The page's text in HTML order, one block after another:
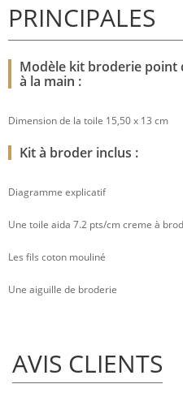
PRINCIPALES
Modèle kit broderie point
à la main :
Dimension de la toile 15,50 x 13 cm
Kit à broder inclus :
Diagramme explicatif
Une toile aida 7.2 pts/cm creme à
Les fils coton mouliné
Une aiguille de broderie
AVIS CLIENTS